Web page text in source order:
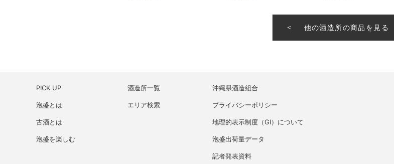
他の酒造所の商品を見る
PICK UP
泡盛とは
古酒とは
泡盛を楽しむ
酒造所一覧
エリア検索
沖縄県酒造組合
プライバシーポリシー
地理的表示制度（GI）について
泡盛出荷量データ
記者発表資料